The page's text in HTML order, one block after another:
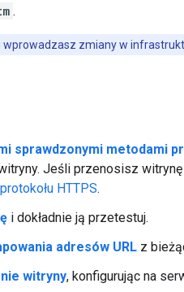
.
wprowadzasz zmiany w
sprawdzonymi metodami
Jeśli przenosisz
HTTPS.
i dokładnie ją przetestuj.
adresów URL z
witryny, konfigurując na